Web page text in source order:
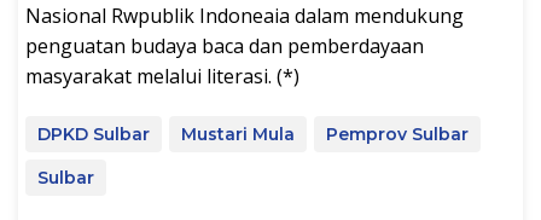
Nasional Rwpublik Indoneaia dalam mendukung
penguatan budaya baca dan pemberdayaan
masyarakat melalui literasi. (*)
DPKD Sulbar Mustari Mula
Pemprov Sulbar
Sulbar